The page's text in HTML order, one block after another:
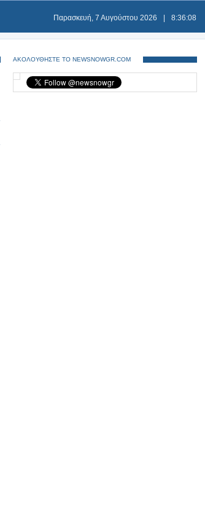
Παρασκευή, 7 Αυγούστου 2026 8:36:09
ΑΚΟΛΟΥΘΗΣΤΕ ΤΟ NEWSNOWGR.COM